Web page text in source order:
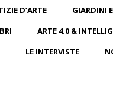
D’ARTE GIARDINI
ARTE 4.0 &
LE INTERVISTE